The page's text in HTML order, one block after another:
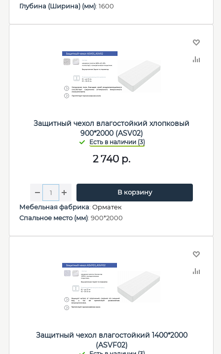
Глубина (Ширина) (мм): 1600
Защитный чехол влагостойкий хлопковый
900*2000 (ASV02)
2 740 р.
В корзину
Мебельная фабрика: Орматек
Спальное место (мм): 900*2000
Защитный чехол влагостойкий 1400*2000
(ASVF02)